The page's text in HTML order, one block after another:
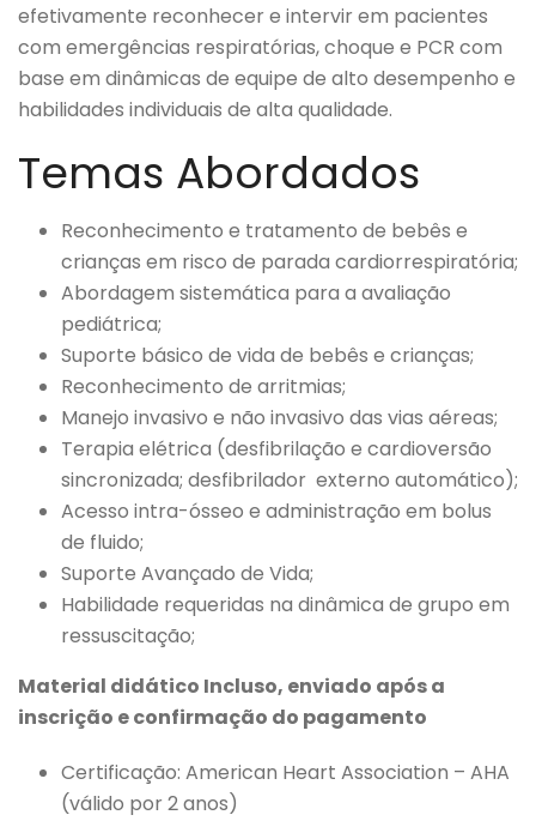
efetivamente reconhecer e intervir em pacientes
com emergências respiratórias, choque e PCR com
base em dinâmicas de equipe de alto desempenho e
habilidades individuais de alta qualidade.
Temas Abordados
Reconhecimento e tratamento de bebês e
crianças em risco de parada cardiorrespiratória;
Abordagem sistemática para a avaliação
pediátrica;
Suporte básico de vida de bebês e crianças;
Reconhecimento de arritmias;
Manejo invasivo e não invasivo das vias aéreas;
Terapia elétrica (desfibrilação e cardioversão
sincronizada; desfibrilador externo automático);
Acesso intra-ósseo e administração em bolus
de fluido;
Suporte Avançado de Vida;
Habilidade requeridas na dinâmica de grupo em
ressuscitação;
Material didático Incluso, enviado após a
inscrição e confirmação do pagamento
Certificação: American Heart Association – AHA
(válido por 2 anos)